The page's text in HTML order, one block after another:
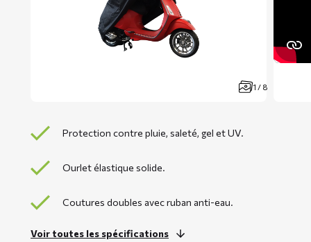
1 / 8
Protection contre pluie, saleté, gel et UV.
Ourlet élastique solide.
Coutures doubles avec ruban anti-eau.
Voir toutes les spécifications